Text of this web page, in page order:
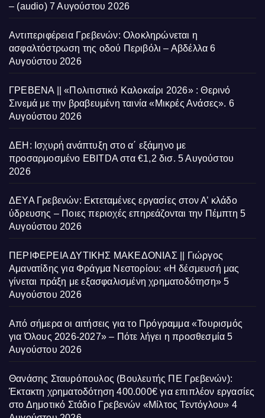
– (audio) 7 Αυγούστου 2026
Αντιπεριφέρεια Γρεβενών: Ολοκληρώνεται η
ασφαλτόστρωση της οδού Περιβόλι – Αβδέλλα 6
Αυγούστου 2026
ΓΡΕΒΕΝΑ || «Πολιτιστικό Καλοκαίρι 2026» : Θερινό
Σινεμά με την βραβευμένη ταινία «Μικρές Ανάσες». 6
Αυγούστου 2026
ΔΕΗ: Ισχυρή ανάπτυξη στο α΄ εξάμηνο με
προσαρμοσμένο EBITDA στα €1,2 δισ. 5 Αυγούστου
2026
ΔΕΥΑ Γρεβενών: Εκτεταμένες εργασίες στον Α’ κλάδο
ύδρευσης – Ποιες περιοχές επηρεάζονται την Πέμπτη 5
Αυγούστου 2026
ΠΕΡΙΦΕΡΕΙΑ ΔΥΤΙΚΗΣ ΜΑΚΕΔΟΝΙΑΣ || Γιώργος
Αμανατίδης για Φράγμα Νεστορίου: «Η δέσμευσή μας
γίνεται πράξη με εξασφαλισμένη χρηματοδότηση» 5
Αυγούστου 2026
Από σήμερα οι αιτήσεις για το Πρόγραμμα «Τουρισμός
για Όλους 2026-2027» – Πότε λήγει η προσθεσμία 5
Αυγούστου 2026
Θανάσης Σταυρόπουλος (Βουλευτής ΠΕ Γρεβενών):
Έκτακτη χρηματοδότηση 400.000€ για επιπλέον εργασίες
στο Δημοτικό Στάδιο Γρεβενών «Μίλτος Τεντόγλου» 4